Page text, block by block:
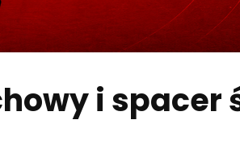
i spacer